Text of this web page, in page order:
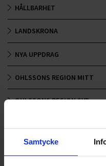
Samtycke
HÅLLBARHET
LANDSKRONA
NYA UPPDRAG
OHLSSONS REGION MITT
OHLSSONS REGION SYD
OHLSSONSKOLLEGOR